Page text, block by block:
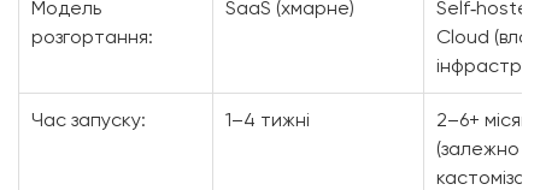
Модель
розгортання:
SaaS (хмарне)
Cloud
Час запуску: 1–4 тижні
2–6+
(залежно